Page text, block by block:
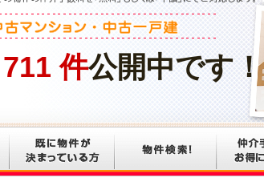
711 件公開中です！